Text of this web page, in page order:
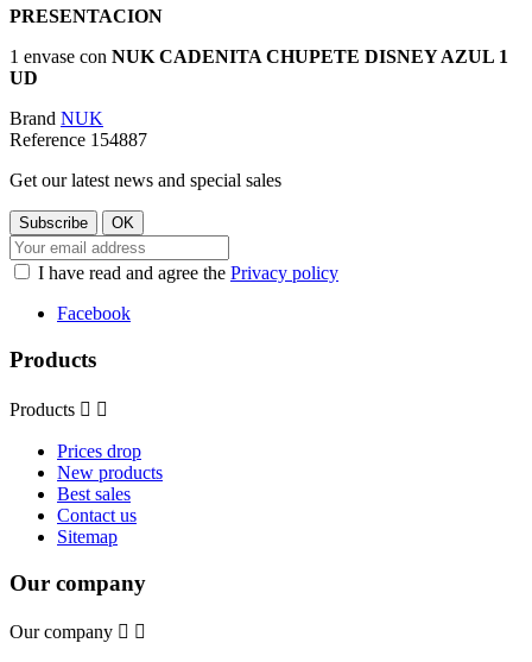
PRESENTACION
1 envase con NUK CADENITA CHUPETE DISNEY AZUL 1
UD
Brand NUK
Reference 154887
Get our latest news and special sales
I have read and agree the Privacy policy
Facebook
Products
Products  
Prices drop
New products
Best sales
Contact us
Sitemap
Our company
Our company  